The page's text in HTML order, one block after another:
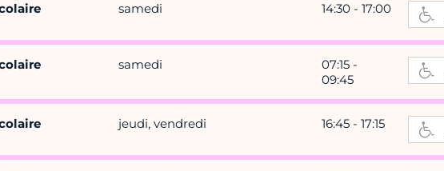
samedi 14:30 - 17:00
samedi
07:15 -
09:45
jeudi, vendredi 16:45 - 17:15